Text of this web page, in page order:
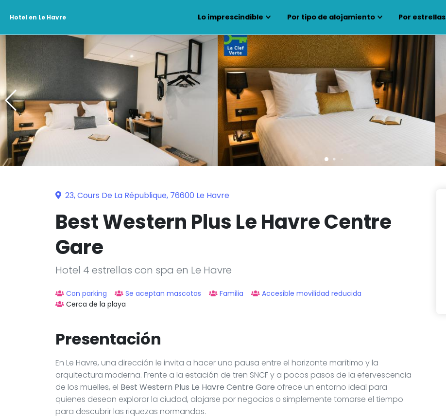
Hotel en Le Havre Lo imprescindible Por tipo de alojamiento Por estrellas
23, Cours De La République, 76600 Le Havre
Best Western Plus Le Havre Centre
Gare
Hotel 4 estrellas con spa en Le Havre
Con parking Se aceptan mascotas Familia
Accesible movilidad reducida
Cerca de la playa
Presentación
En Le Havre, una dirección le invita a hacer una pausa entre el horizonte marítimo y la
arquitectura moderna. Frente a la estación de tren SNCF y a pocos pasos de la efervescencia
de los muelles, el Best Western Plus Le Havre Centre Gare ofrece un entorno ideal para
quienes desean explorar la ciudad, alojarse por negocios o simplemente tomarse el tiempo
para descubrir las riquezas normandas.